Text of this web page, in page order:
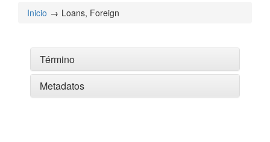
Inicio Loans, Foreign
Término
Metadatos